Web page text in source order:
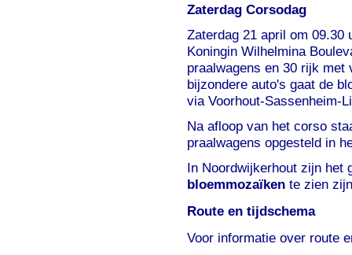
Zaterdag Corsodag
Zaterdag 21 april om
Koningin Wilhelmina
praalwagens en 30 rijk met
bijzondere auto's gaat de
via Voorhout-Sassenheim-
Na afloop van het corso
praalwagens opgesteld in
In Noordwijkerhout zijn het
bloemmozaïken te zien
Route en tijdschema
Voor informatie over route